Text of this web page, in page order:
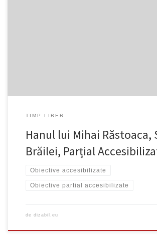
TIMP LIBER
Hanul lui Mihai Răstoaca,
Brăilei, Parțial
Obiective accesibilizate
Obiective partial accesibilizate
de dizabil.eu